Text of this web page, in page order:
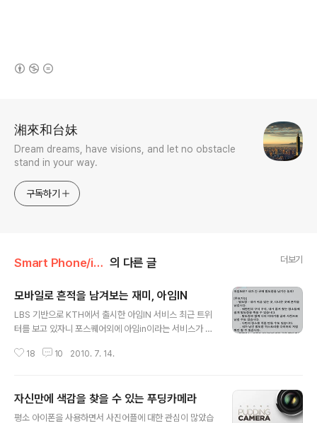
湘來和台妹
Dream dreams, have visions, and let no obstacle
stand in your way.
구독하기
Smart Phone/iphone 의 다른 글 더보기
모바일로 흔적을 남겨보는 재미, 아임IN
LBS 기반으로 KTH에서 출시한 아임IN 서비스 최근 트위
터를 보고 있자니 포스퀘어외에 아임in이라는 서비스가 발
n.com 웹페이지도 오픈을 하여 서비스가 제공되고 있네
적입니다. 집과 회사 인근 지역에 흔적이 남아있네요. 다른
위치기반서비스와 마찬가지로 개인프라이버시에 문제점은
18 10 2010. 7. 14.
자신만에 색감을 찾을 수 있는 푸딩카메라
평소 아이폰을 사용하면서 사진어플에 대한 관심이 많았습